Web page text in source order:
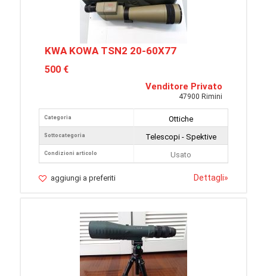
KWA KOWA TSN2 20-60X77
500 €
Venditore Privato
47900 Rimini
Categoria
Sottocategoria
Condizioni articolo
Ottiche
Telescopi - Spektive
Usato
aggiungi a preferiti Dettagli»